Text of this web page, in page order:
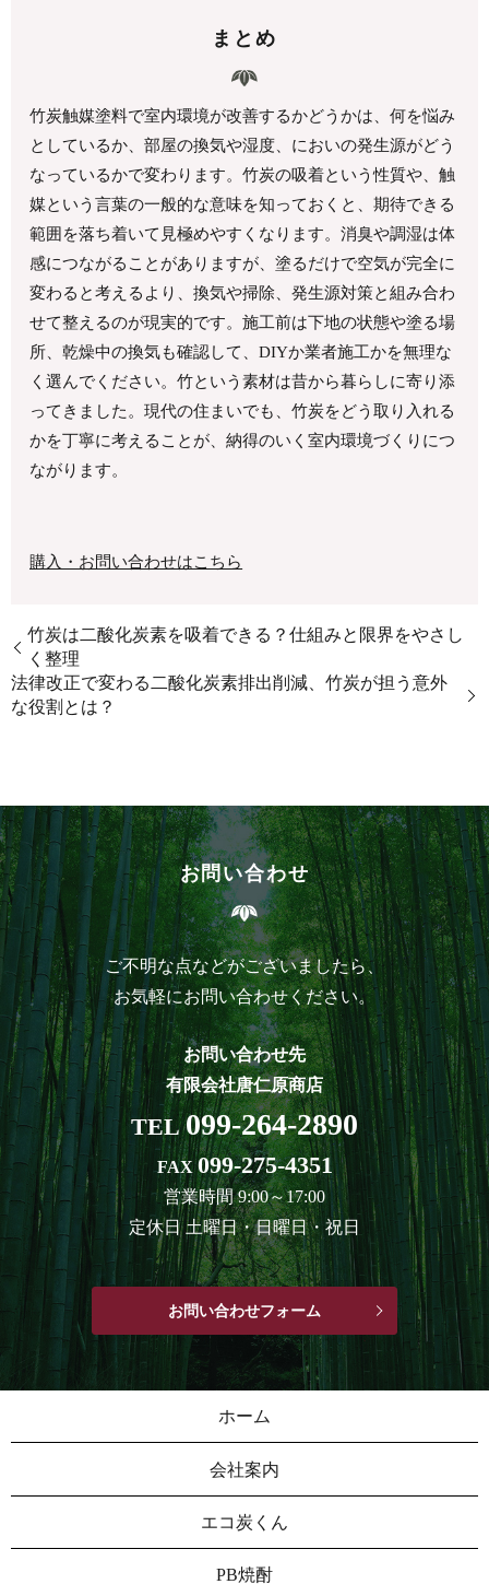
まとめ
竹炭触媒塗料で室内環境が改善するかどうかは、何を悩み
としているか、部屋の換気や湿度、においの発生源がどう
なっているかで変わります。竹炭の吸着という性質や、触
媒という言葉の一般的な意味を知っておくと、期待できる
範囲を落ち着いて見極めやすくなります。消臭や調湿は体
感につながることがありますが、塗るだけで空気が完全に
変わると考えるより、換気や掃除、発生源対策と組み合わ
せて整えるのが現実的です。施工前は下地の状態や塗る場
所、乾燥中の換気も確認して、DIYか業者施工かを無理な
く選んでください。竹という素材は昔から暮らしに寄り添
ってきました。現代の住まいでも、竹炭をどう取り入れる
かを丁寧に考えることが、納得のいく室内環境づくりにつ
ながります。
購入・お問い合わせはこちら
竹炭は二酸化炭素を吸着できる？仕組みと限界をやさし
く整理
法律改正で変わる二酸化炭素排出削減、竹炭が担う意外
な役割とは？
お問い合わせ
ご不明な点などがございましたら、
お気軽にお問い合わせください。
お問い合わせ先
有限会社唐仁原商店
TEL099-264-2890
FAX099-275-4351
営業時間 9:00～17:00
定休日 土曜日・日曜日・祝日
お問い合わせフォーム
ホーム
会社案内
エコ炭くん
PB焼酎